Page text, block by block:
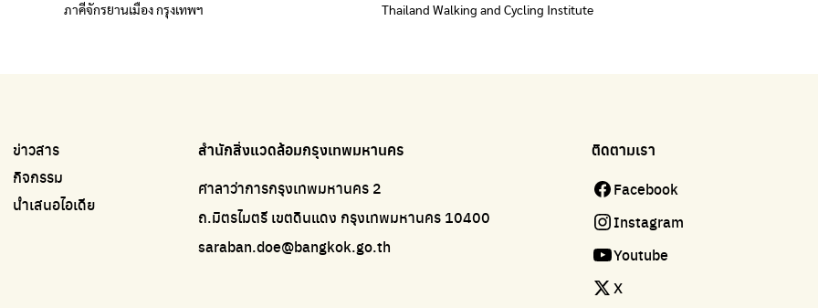
ภาคีจักรยานเมือง กรุงเทพฯ Thailand Walking and Cycling Institute
ข่าวสาร
กิจกรรม
นำเสนอไอเดีย
สำนักสิ่งแวดล้อมกรุงเทพมหานคร
ศาลาว่าการกรุงเทพมหานคร 2
ถ.มิตรไมตรี เขตดินแดง กรุงเทพมหานคร 10400
saraban.doe@bangkok.go.th
ติดตามเรา
Facebook
Instagram
Youtube
X